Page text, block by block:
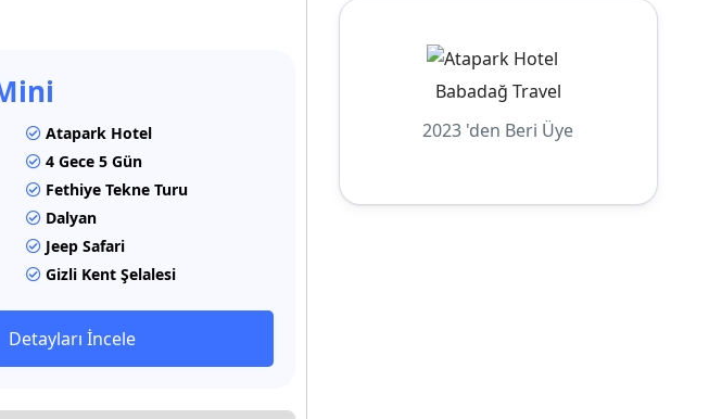
Atapark Hotel
4 Gece 5 Gün
Fethiye Tekne Turu
Dalyan
Jeep Safari
Gizli Kent Şelalesi
Detayları İncele
Babadağ Travel
2023 'den Beri Üye